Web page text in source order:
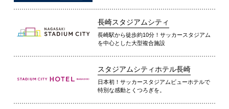
長崎スタジアムシティ
長崎駅から徒歩約10分！サッカースタジアム
を中心とした大型複合施設
スタジアムシティホテル長崎
日本初！サッカースタジアムビューホテルで
特別な感動とくつろぎを。